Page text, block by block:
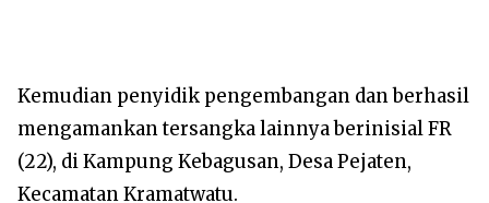
Kemudian penyidik pengembangan dan berhasil
mengamankan tersangka lainnya berinisial FR
(22), di Kampung Kebagusan, Desa Pejaten,
Kecamatan Kramatwatu.